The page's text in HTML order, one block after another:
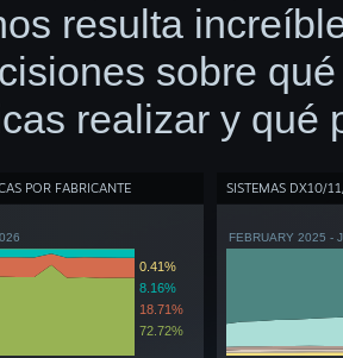
resulta
sobre
realizar y qué
POR FABRICANTE
0.41%
8.16%
18.71%
72.72%
SISTEMAS DX10/
FEBRUARY 2025 -